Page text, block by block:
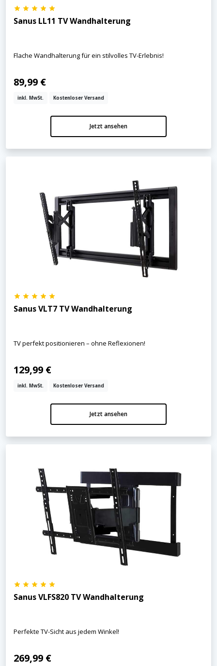
Sanus LL11 TV Wandhalterung
Flache Wandhalterung für ein stilvolles TV-Erlebnis!
89,99 €
inkl. MwSt. Kostenloser Versand
Jetzt ansehen
Sanus VLT7 TV Wandhalterung
TV perfekt positionieren – ohne Reflexionen!
129,99 €
inkl. MwSt. Kostenloser Versand
Jetzt ansehen
Sanus VLFS820 TV Wandhalterung
Perfekte TV-Sicht aus jedem Winkel!
269,99 €
×
KEINE ANGEBOTE
VERPASSEN
jederzeit kündbar.